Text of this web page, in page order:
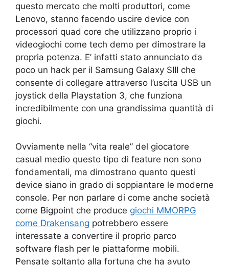
questo mercato che molti produttori, come
Lenovo, stanno facendo uscire device con
processori quad core che utilizzano proprio i
videogiochi come tech demo per dimostrare la
propria potenza. E’ infatti stato annunciato da
poco un hack per il Samsung Galaxy SIII che
consente di collegare attraverso l’uscita USB un
joystick della Playstation 3, che funziona
incredibilmente con una grandissima quantità di
giochi.
Ovviamente nella “vita reale” del giocatore
casual medio questo tipo di feature non sono
fondamentali, ma dimostrano quanto questi
device siano in grado di soppiantare le moderne
console. Per non parlare di come anche società
come Bigpoint che produce giochi MMORPG
come Drakensang potrebbero essere
interessate a convertire il proprio parco
software flash per le piattaforme mobili.
Pensate soltanto alla fortuna che ha avuto